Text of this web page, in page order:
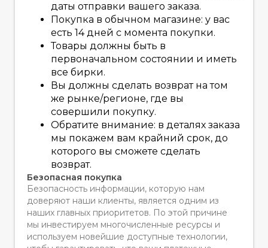
даты отправки вашего заказа.
Покупка в обычном магазине: у вас
есть 14 дней с момента покупки.
Товары должны быть в
первоначальном состоянии и иметь
все бирки.
Вы должны сделать возврат на том
же рынке/регионе, где вы
совершили покупку.
Обратите внимание: в деталях заказа
мы покажем вам крайний срок, до
которого вы сможете сделать
возврат.
Безопасная покупка
Безопасность информации, которую нам
доверяют наши клиенты, является одним из
наших главных приоритетов. По этой причине
мы инвестируем многочисленные ресурсы и
используем новейшие доступные технологии,